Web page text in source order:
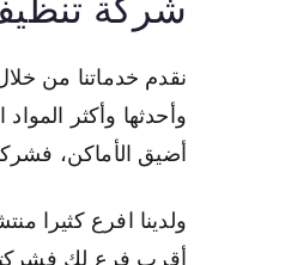
نقدم خدماتنا من
وأحدثها وأكثر
أضيق الأماكن،
ولدينا افرع كثيرا
أقرب فرع لك